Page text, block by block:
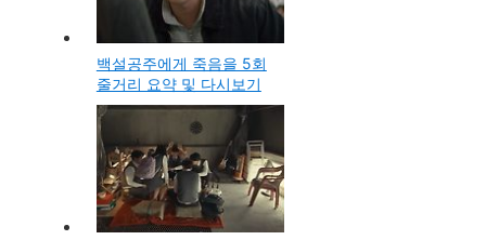
백설공주에게 죽음을 5회
줄거리 요약 및 다시보기